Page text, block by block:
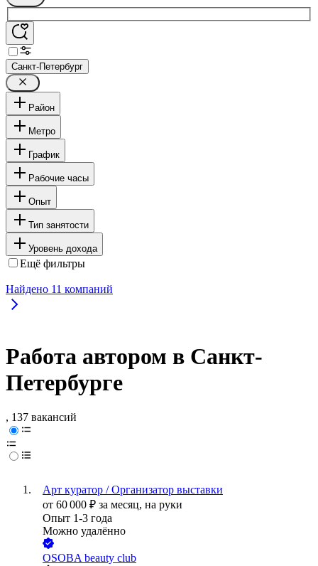
Санкт-Петербург
Район
Метро
График
Рабочие часы
Опыт
Тип занятости
Уровень дохода
Ещё фильтры
Найдено 11 компаний
Работа автором в Санкт-
Петербурге
, 137 вакансий
Арт куратор / Организатор выставки
от 60 000 ₽ за месяц, на руки
Опыт 1-3 года
Можно удалённо
OSOBA beauty club